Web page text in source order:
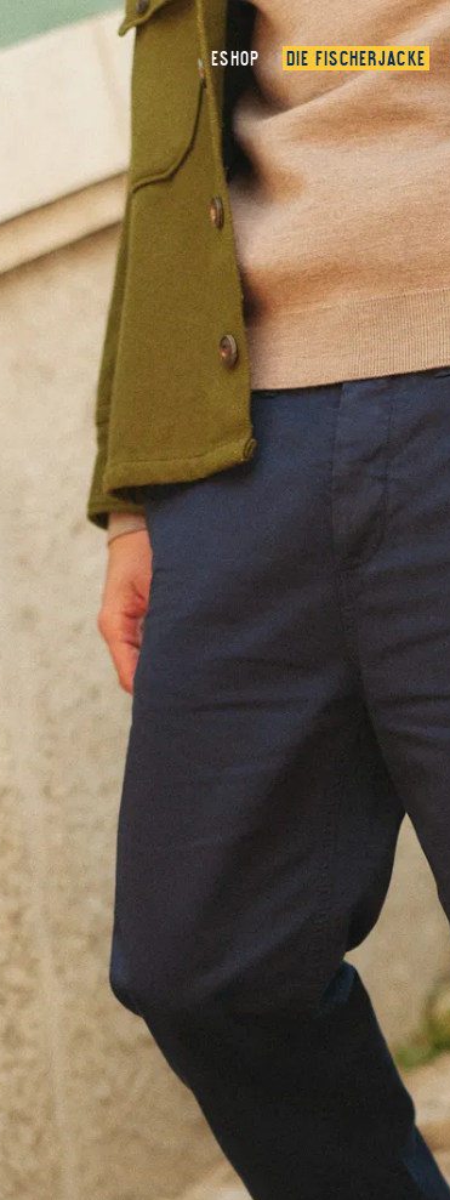
ESHOP DIE FISCHERJACKE